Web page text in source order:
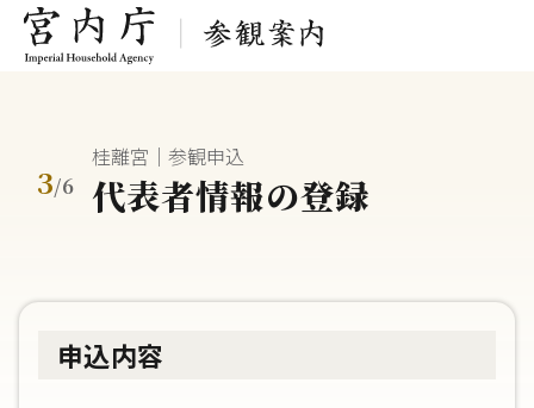
3/6
桂離宮｜参観申込
代表者情報の登録
申込内容